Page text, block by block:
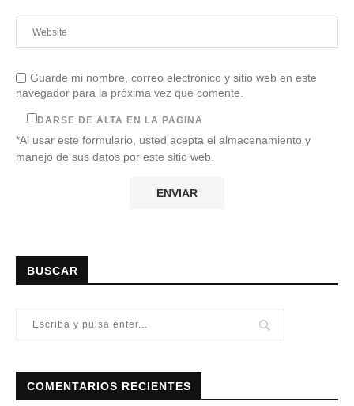
Guarde mi nombre, correo electrónico y sitio web en este
navegador para la próxima vez que comente.
DARSE DE ALTA EN LA PAGINA
*Al usar este formulario, usted acepta el almacenamiento y
manejo de sus datos por este sitio web.
BUSCAR
COMENTARIOS RECIENTES